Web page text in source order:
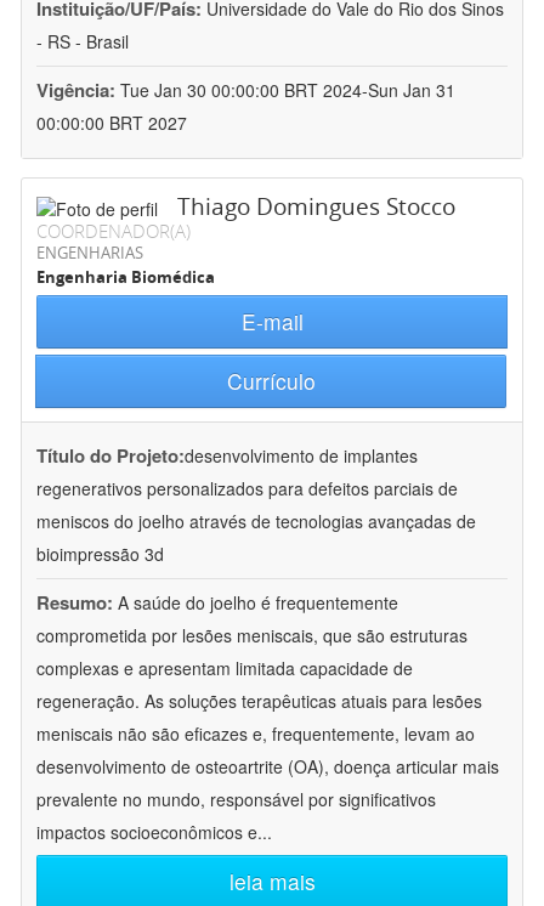
Instituição/UF/País: Universidade do Vale do Rio dos Sinos
- RS - Brasil
Vigência: Tue Jan 30 00:00:00 BRT 2024-Sun Jan 31
00:00:00 BRT 2027
Thiago Domingues Stocco
COORDENADOR(A)
ENGENHARIAS
Engenharia Biomédica
E-mail
Currículo
Título do Projeto:desenvolvimento de implantes
regenerativos personalizados para defeitos parciais de
meniscos do joelho através de tecnologias avançadas de
bioimpressão 3d
Resumo: A saúde do joelho é frequentemente
comprometida por lesões meniscais, que são estruturas
complexas e apresentam limitada capacidade de
regeneração. As soluções terapêuticas atuais para lesões
meniscais não são eficazes e, frequentemente, levam ao
desenvolvimento de osteoartrite (OA), doença articular mais
prevalente no mundo, responsável por significativos
impactos socioeconômicos e...
leia mais